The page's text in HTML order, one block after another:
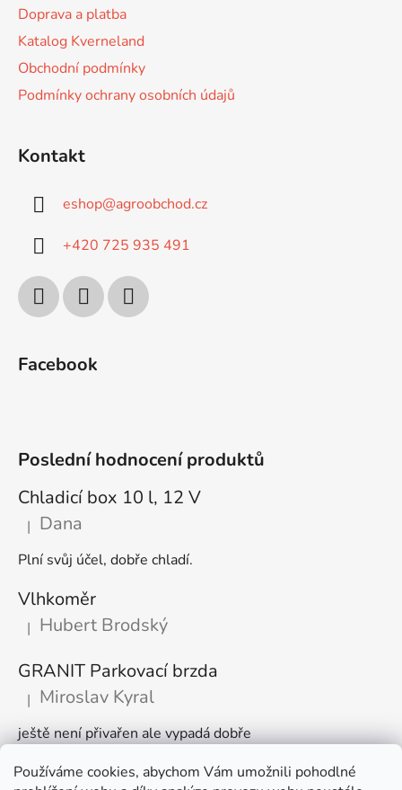
Používáme cookies, abychom Vám umožnili pohodlné
Doprava a platba
Katalog Kverneland
Obchodní podmínky
Podmínky ochrany osobních údajů
Kontakt
eshop@agroobchod.cz
+420 725 935 491
Facebook
Poslední hodnocení produktů
Chladicí box 10 l, 12 V
Hodnocení produktu je 5 z 5 hvězdiček.
| Dana
Plní svůj účel, dobře chladí.
Vlhkoměr
Hodnocení produktu je 5 z 5 hvězdiček.
| Hubert Brodský
GRANIT Parkovací brzda
Hodnocení produktu je 5 z 5 hvězdiček.
| Miroslav Kyral
ještě není přivařen ale vypadá dobře